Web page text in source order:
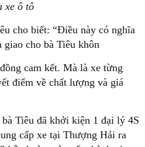
xe ô tô
cho biết: “Điều này có nghĩa
cho bà Tiêu khôn
cam kết. Mà là xe từng
điểm về chất lượng và giá
Tiêu đã khởi kiện 1 đại lý 4S
cấp xe tại Thượng Hải ra